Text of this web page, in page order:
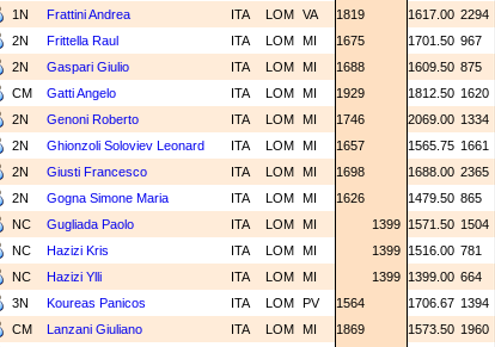
1N Frattini Andrea ITA LOM VA 1819 1617.00 2294
2N Frittella Raul ITA LOM MI 1675 1701.50 967
2N Gaspari Giulio ITA LOM MI 1688 1609.50 875
CM Gatti Angelo ITA LOM MI 1929 1812.50 1620
2N Genoni Roberto ITA LOM MI 1746 2069.00 1334
2N Ghionzoli Soloviev Leonard ITA LOM MI 1657 1565.75 1661
2N Giusti Francesco ITA LOM MI 1698 1688.00 2365
2N Gogna Simone Maria ITA LOM MI 1626 1479.50 865
NC Gugliada Paolo ITA LOM MI 1399 1571.50 1504
NC Hazizi Kris ITA LOM MI 1399 1516.00 781
NC Hazizi Ylli ITA LOM MI 1399 1399.00 664
3N Koureas Panicos ITA LOM PV 1564 1706.67 1394
CM Lanzani Giuliano ITA LOM MI 1869 1573.50 1960